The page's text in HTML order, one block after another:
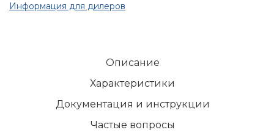
Информация для дилеров
Описание
Характеристики
Документация и инструкции
Частые вопросы